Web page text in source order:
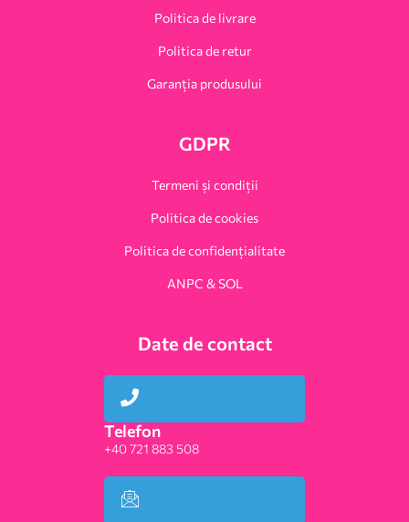
Politica de livrare
Politica de retur
Garanția produsului
GDPR
Termeni și condiții
Politica de cookies
Politica de confidențialitate
ANPC & SOL
Date de contact
Telefon
+40 721 883 508